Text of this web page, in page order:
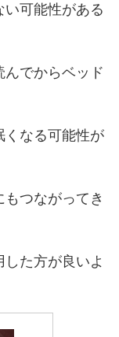
可能性がある
でからベッド
くなる可能性が
つながってき
た方が良いよ